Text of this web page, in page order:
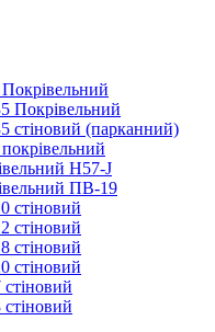
Покрівельний
стіновий (парканний)
H57-J
ПВ-19
стіновий
стіновий
стіновий
стіновий